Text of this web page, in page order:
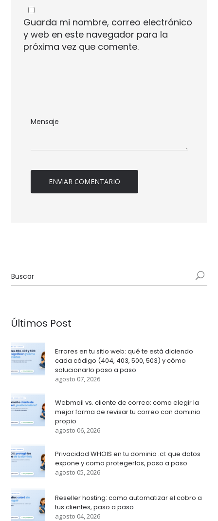
Guarda mi nombre, correo electrónico
y web en este navegador para la
próxima vez que comente.
Últimos Post
Errores en tu sitio web: qué te está diciendo
cada código (404, 403, 500, 503) y cómo
solucionarlo paso a paso
agosto 07, 2026
Webmail vs. cliente de correo: como elegir la
mejor forma de revisar tu correo con dominio
propio
agosto 06, 2026
Privacidad WHOIS en tu dominio .cl: que datos
expone y como protegerlos, paso a paso
agosto 05, 2026
Reseller hosting: como automatizar el cobro a
tus clientes, paso a paso
agosto 04, 2026